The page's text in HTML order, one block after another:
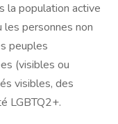
la population active
les personnes non
peuples
(visibles ou
visibles, des
LGBTQ2+.